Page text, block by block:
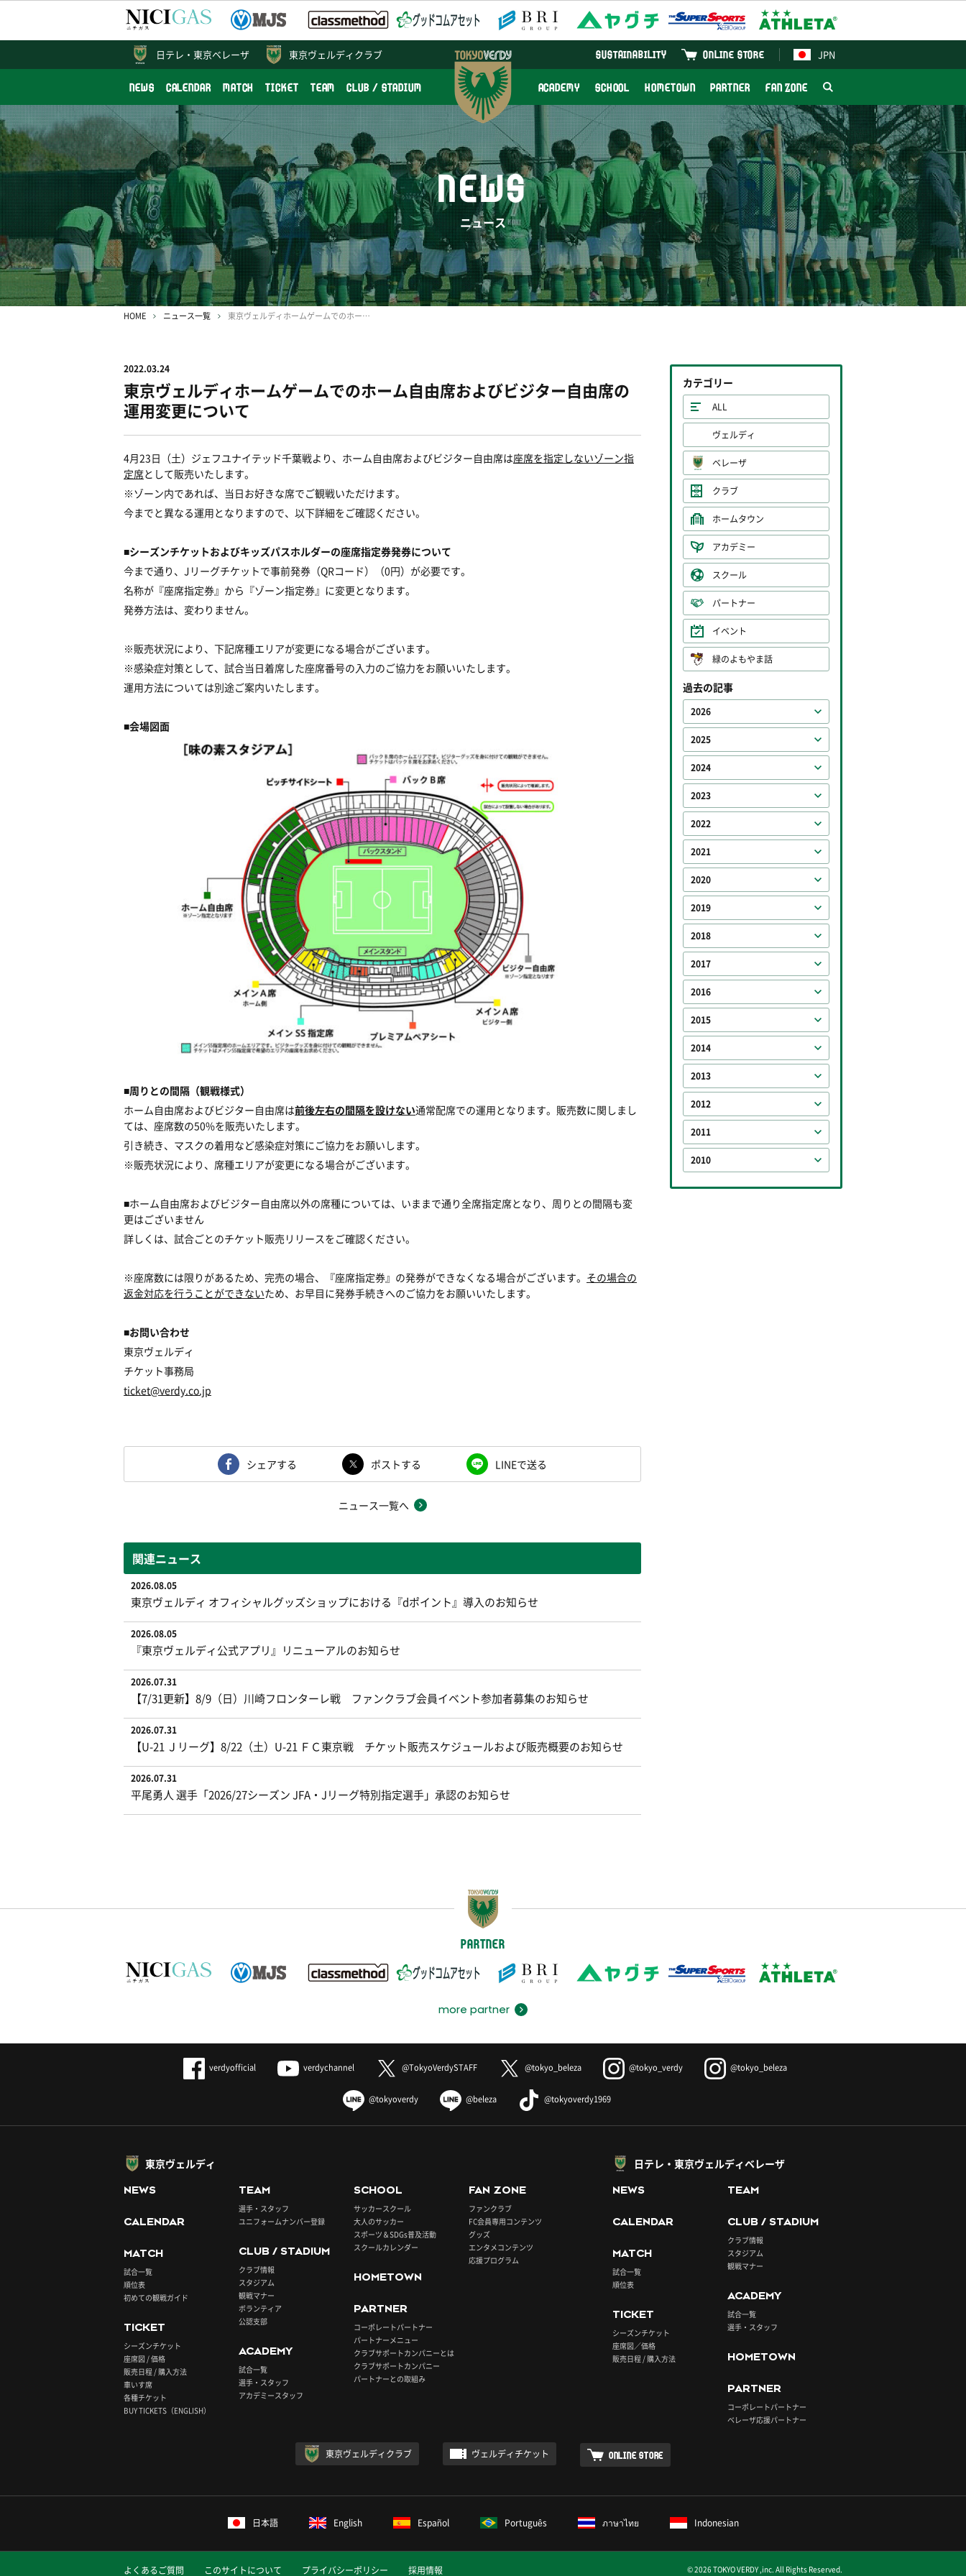
東京ヴェルディクラブ JPN
ONLINE STORE
SUSTAINABILITY
NEWS CALENDAR MATCH TICKET TEAM CLUB / STADIUM ACADEMY SCHOOL HOMETOWN PARTNER FAN ZONE
日テレ・ 東京ベレーザ
NEWS
ニュース
HOME ニュース一覧 東京ヴェルディホームゲームでのホーム自由席およびビジター自由席の運用変更について
2022.03.24
東京ヴェルディホームゲームでのホーム自由席およびビジター自由席の
運用変更について
4月23日（土）ジェフユナイテッド千葉戦より、ホーム自由席およびビジター自由席は座席を指定しないゾーン指
定席として販売いたします。
※ゾーン内であれば、当日お好きな席でご観戦いただけます。
今までと異なる運用となりますので、以下詳細をご確認ください。
■シーズンチケットおよびキッズパスホルダーの座席指定券発券について
今まで通り、Jリーグチケットで事前発券（QRコード）（0円）が必要です。
名称が『座席指定券』から『ゾーン指定券』に変更となります。
発券方法は、変わりません。
※販売状況により、下記席種エリアが変更になる場合がございます。
※感染症対策として、試合当日着席した座席番号の入力のご協力をお願いいたします。
運用方法については別途ご案内いたします。
■会場図面
■周りとの間隔（観戦様式）
ホーム自由席およびビジター自由席は前後左右の間隔を設けない通常配席での運用となります。販売数に関しまし
ては、座席数の50%を販売いたします。
引き続き、マスクの着用など感染症対策にご協力をお願いします。
※販売状況により、席種エリアが変更になる場合がございます。
■ホーム自由席およびビジター自由席以外の席種については、いままで通り全席指定席となり、周りとの間隔も変
更はございません
詳しくは、試合ごとのチケット販売リリースをご確認ください。
※座席数には限りがあるため、完売の場合、『座席指定券』の発券ができなくなる場合がございます。 その場合の
返金対応を行うことができないため、お早目に発券手続きへのご協力をお願いいたします。
■お問い合わせ
東京ヴェルディ
チケット事務局
ticket@verdy.co.jp
シェアする ポストする LINEで送る
ニュース一覧へ
関連ニュース
2026.08.05
東京ヴェルディ オフィシャルグッズショップにおける『dポイント』導入のお知らせ
2026.08.05
『東京ヴェルディ公式アプリ』リニューアルのお知らせ
2026.07.31
【7/31更新】8/9（日）川崎フロンターレ戦 ファンクラブ会員イベント参加者募集のお知らせ
2026.07.31
【U-21 Ｊリーグ】8/22（土）U-21 ＦＣ東京戦 チケット販売スケジュールおよび販売概要のお知らせ
2026.07.31
平尾勇人 選手「2026/27シーズン JFA・Jリーグ特別指定選手」承認のお知らせ
カテゴリー
ALL
ヴェルディ
ベレーザ
クラブ
ホームタウン
アカデミー
スクール
パートナー
イベント
緑のよもやま話
過去の記事
2026
2025
2024
2023
2022
2021
2020
2019
2018
2017
2016
2015
2014
2013
2012
2011
2010
PARTNER
more partner
verdyofficial verdychannel @TokyoVerdySTAFF @tokyo_beleza @tokyo_verdy @tokyo_beleza
@tokyoverdy @beleza @tokyoverdy1969
東京ヴェルディ
NEWS
CALENDAR
MATCH
試合一覧
順位表
初めての観戦ガイド
TICKET
シーズンチケット
座席図 / 価格
販売日程 / 購入方法
車いす席
各種チケット
BUY TICKETS（ENGLISH）
TEAM
選手・スタッフ
ユニフォームナンバー登録
CLUB / STADIUM
クラブ情報
スタジアム
観戦マナー
ボランティア
公認支部
ACADEMY
試合一覧
選手・スタッフ
アカデミースタッフ
SCHOOL
サッカースクール
大人のサッカー
スポーツ＆SDGs普及活動
スクールカレンダー
HOMETOWN
PARTNER
コーポレートパートナー
パートナーメニュー
クラブサポートカンパニーとは
クラブサポートカンパニー
パートナーとの取組み
FAN ZONE
ファンクラブ
FC会員専用コンテンツ
グッズ
エンタメコンテンツ
応援プログラム
日テレ・東京ヴェルディベレーザ
NEWS
CALENDAR
MATCH
試合一覧
順位表
TICKET
シーズンチケット
座席図／価格
販売日程 / 購入方法
TEAM
CLUB / STADIUM
クラブ情報
スタジアム
観戦マナー
ACADEMY
試合一覧
選手・スタッフ
HOMETOWN
PARTNER
コーポレートパートナー
ベレーザ応援パートナー
東京ヴェルディクラブ ヴェルディチケット ONLINE STORE
日本語 English Español Português ภาษาไทย Indonesian
よくあるご質問 このサイトについて プライバシーポリシー 採用情報 © 2026 TOKYO VERDY ,inc. All Rights Reserved.